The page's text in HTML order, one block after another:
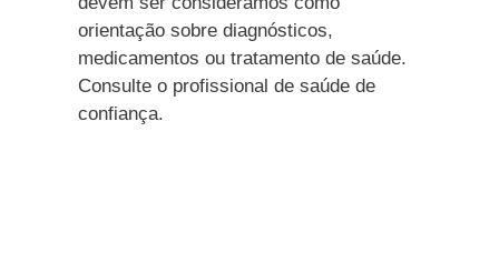
orientação sobre diagnósticos,
medicamentos ou tratamento de saúde.
Consulte o profissional de saúde de
confiança.